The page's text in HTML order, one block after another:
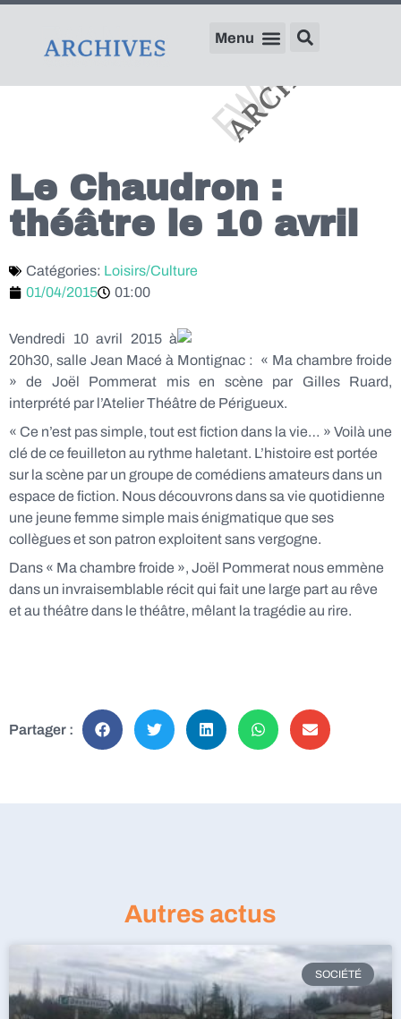
Le Chaudron :
théâtre le 10 avril
Catégories: Loisirs/Culture
01/04/2015
01:00
Vendredi 10 avril 2015 à
20h30, salle Jean Macé à Montignac : « Ma chambre froide
» de Joël Pommerat mis en scène par Gilles Ruard,
interprété par l’Atelier Théâtre de Périgueux.
« Ce n’est pas simple, tout est fiction dans la vie… » Voilà une
clé de ce feuilleton au rythme haletant. L’histoire est portée
sur la scène par un groupe de comédiens amateurs dans un
espace de fiction. Nous découvrons dans sa vie quotidienne
une jeune femme simple mais énigmatique que ses
collègues et son patron exploitent sans vergogne.
Dans « Ma chambre froide », Joël Pommerat nous emmène
dans un invraisemblable récit qui fait une large part au rêve
et au théâtre dans le théâtre, mêlant la tragédie au rire.
Partager :
Autres actus
SOCIÉTÉ